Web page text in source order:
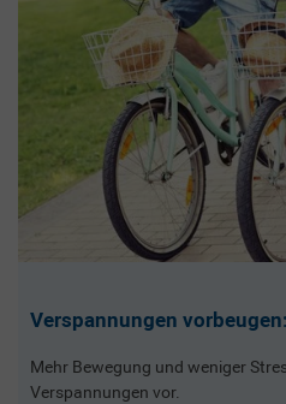
Verspannungen
Mehr Bewegung und weniger
Verspannungen vor.